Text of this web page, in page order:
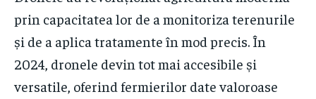
prin capacitatea lor de a monitoriza terenurile
și de a aplica tratamente în mod precis. În
2024, dronele devin tot mai accesibile și
versatile, oferind fermierilor date valoroase